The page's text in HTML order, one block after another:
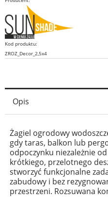
Kod produktu:
ZROZ_Decor_2,5x4
Opis
Żagiel ogrodowy
gdy taras, balkon lub
odpoczynku niezależnie
krótkiego, przelotnego
stworzyć funkcjonalne
zabudowy i bez
przestrzeni. Rozsuwana